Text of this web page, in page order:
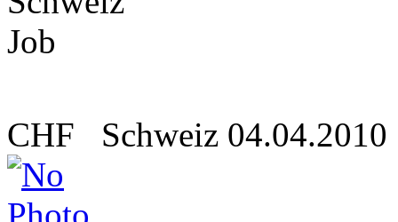
CHF Schweiz 04.04.2010